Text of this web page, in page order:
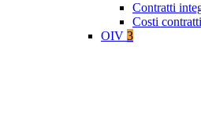
Contratti
Costi
OIV 3